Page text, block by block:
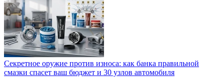
Секретное оружие против износа: как банка правильной
смазки спасет ваш бюджет и 30 узлов автомобиля